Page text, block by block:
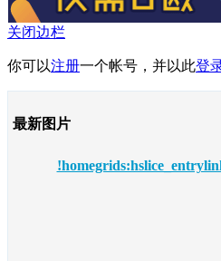
关闭边栏
你可以注册一个帐号，并以此登
最新图片